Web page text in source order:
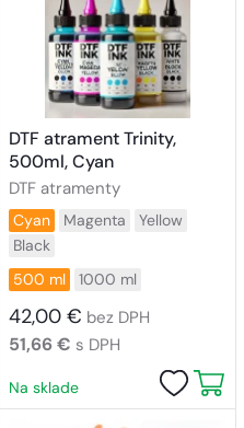
DTF atrament Trinity,
500ml, Cyan
DTF atramenty
Cyan Magenta
Yellow
Black
500 ml
1000 ml
42,00 € bez DPH
51,66 € s DPH
Na sklade